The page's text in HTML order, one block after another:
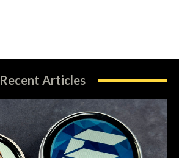
Recent Articles